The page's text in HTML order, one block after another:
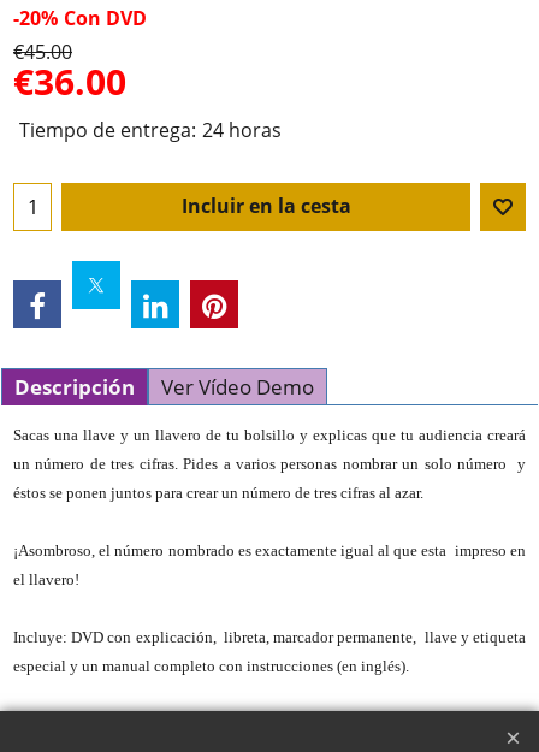
-20% Con DVD
€45.00
€36.00
Tiempo de entrega: 24 horas
Incluir en la cesta
Descripción Ver Vídeo Demo
Sacas una llave y un llavero de tu bolsillo y explicas que tu audiencia creará
un número de tres cifras. Pides a varios personas nombrar un solo número y
éstos se ponen juntos para crear un número de tres cifras al azar.
¡Asombroso, el número nombrado es exactamente igual al que esta impreso en
el llavero!
Incluye: DVD con explicación, libreta, marcador permanente, llave y etiqueta
especial y un manual completo con instrucciones (en inglés).